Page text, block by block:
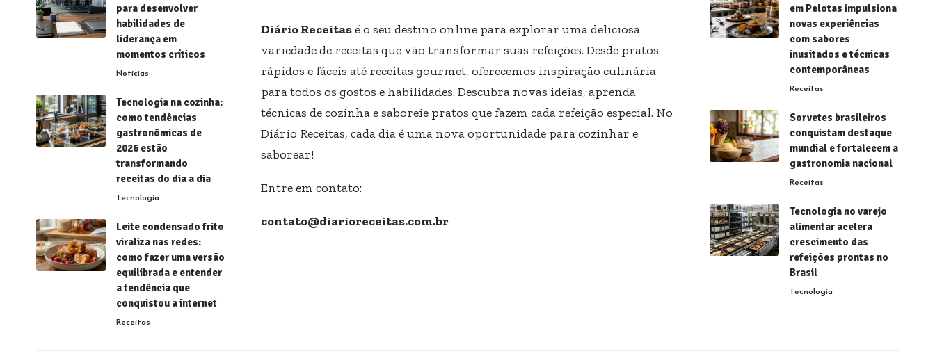
para desenvolver
habilidades de
liderança em
momentos críticos
Notícias
Tecnologia na cozinha:
como tendências
gastronômicas de
2026 estão
transformando
receitas do dia a dia
Tecnologia
Leite condensado frito
viraliza nas redes:
como fazer uma versão
equilibrada e entender
a tendência que
conquistou a internet
Receitas
Diário Receitasé o seu destino online para explorar uma deliciosa
variedade de receitas que vão transformar suas refeições. Desde pratos
rápidos e fáceis até receitas gourmet, oferecemos inspiração culinária
para todos os gostos e habilidades. Descubra novas ideias, aprenda
técnicas de cozinha e saboreie pratos que fazem cada refeição especial. No
Diário Receitas, cada dia é uma nova oportunidade para cozinhar e
saborear!
Entre em contato:
contato@diarioreceitas.com.br
em Pelotas impulsiona
novas experiências
com sabores
inusitados e técnicas
contemporâneas
Receitas
Sorvetes brasileiros
conquistam destaque
mundial e fortalecem a
gastronomia nacional
Receitas
Tecnologia no varejo
alimentar acelera
crescimento das
refeições prontas no
Brasil
Tecnologia